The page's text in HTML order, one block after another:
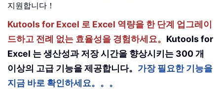
지원합니다！
Kutools for Excel 로 Excel 역량을 한 단계 업그레이
드하고 전례 없는 효율성을 경험하세요。 Kutools for
Excel 는 생산성과 저장 시간을 향상시키는 300 개
이상의 고급 기능을 제공합니다。 가장 필요한 기능을
지금 바로 확인하세요。。。